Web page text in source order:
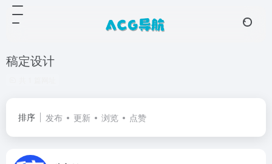
稿定设计
排序 发布 更新 浏览 点赞